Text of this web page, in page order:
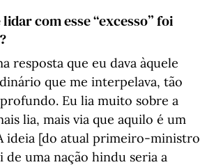
com esse “excesso” foi
resposta que eu dava àquele
que me interpelava, tão
Eu lia muito sobre a
lia, mais via que aquilo é um
ideia [do atual primeiro-ministro
de uma nação hindu seria a